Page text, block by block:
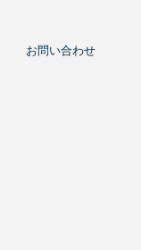
お問い合わせ